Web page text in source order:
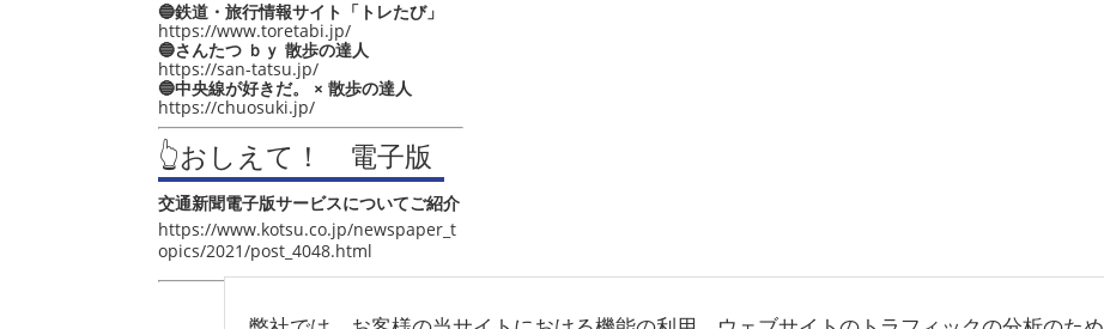
🔵鉄道・旅行情報サイト「トレたび」
https://www.toretabi.jp/
🔵さんたつ ｂｙ 散歩の達人
https://san-tatsu.jp/
🔵中央線が好きだ。 × 散歩の達人
https://chuosuki.jp/
👆おしえて！ 電子版
交通新聞電子版サービスについてご紹介
https://www.kotsu.co.jp/newspaper_t
opics/2021/post_4048.html